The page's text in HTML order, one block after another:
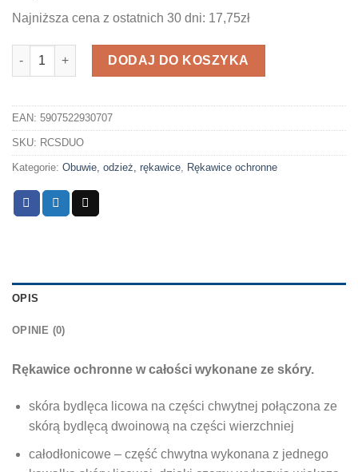
Najniższa cena z ostatnich 30 dni: 17,75zł
ilość Rękawice RLCSDUO r. 10
DODAJ DO KOSZYKA
EAN: 5907522930707
SKU: RCSDUO
Kategorie: Obuwie, odzież, rękawice, Rękawice ochronne
OPIS
OPINIE (0)
Rękawice ochronne w całości wykonane ze skóry.
skóra bydlęca licowa na części chwytnej połączona ze
skórą bydlęcą dwoinową na części wierzchniej
całodłonicowe – część chwytna wykonana z jednego